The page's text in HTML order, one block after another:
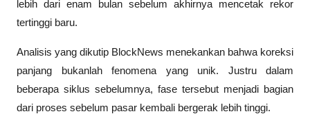
lebih dari enam bulan sebelum akhirnya mencetak rekor
tertinggi baru.
Analisis yang dikutip BlockNews menekankan bahwa koreksi
panjang bukanlah fenomena yang unik. Justru dalam
beberapa siklus sebelumnya, fase tersebut menjadi bagian
dari proses sebelum pasar kembali bergerak lebih tinggi.